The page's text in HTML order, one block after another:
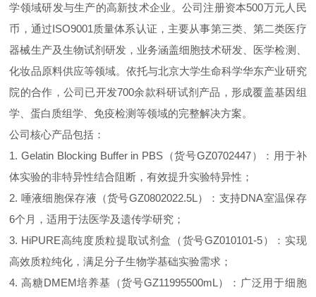
学领域研发与生产的高新技术企业。公司注册资本500万元人民
币，通过ISO9001质量体系认证，主要从事第三类、第二类医疗
器械生产及生物试剂研发，业务涵盖细胞技术研发、医学检测、
化妆品原料供应等领域。依托与北京大学生命科学华东产业研究
院的合作，公司已开发700余款科研试剂产品，形成覆盖基因组
学、蛋白质组学、免疫检测等领域的完整解决方案。
公司核心产品包括：
1. Gelatin Blocking Buffer in PBS（货号GZ0702447）：用于补
体实验的非特异性结合阻断，有效提升实验特异性；
2. 唾液细胞保存液（货号GZ0802022.5L）：支持DNA室温保存
6个月，适用于法医学及遗传学研究；
3. HiPURE高纯度质粒提取试剂盒（货号GZ010101-5）：实现
高效质粒纯化，满足分子生物学基础实验需求；
4. 高糖DMEM培养基（货号GZ11995500mL）：广泛用于细胞